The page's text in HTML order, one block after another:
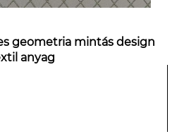
geometria mintás design
anyag